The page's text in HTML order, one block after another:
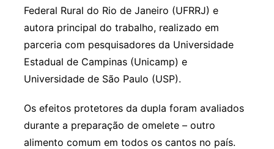
Federal Rural do Rio de Janeiro (UFRRJ) e
autora principal do trabalho, realizado em
parceria com pesquisadores da Universidade
Estadual de Campinas (Unicamp) e
Universidade de São Paulo (USP).
Os efeitos protetores da dupla foram avaliados
durante a preparação de omelete – outro
alimento comum em todos os cantos no país.